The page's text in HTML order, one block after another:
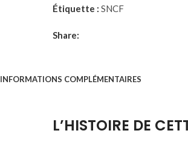
Étiquette : SNCF
Share:
INFORMATIONS COMPLÉMENTAIRES
L’HISTOIRE DE